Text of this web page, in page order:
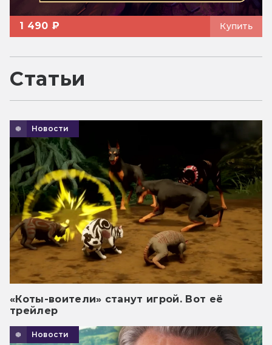
1 490 ₽ Купить
Статьи
Новости
«Коты-воители» станут игрой. Вот её
трейлер
Новости